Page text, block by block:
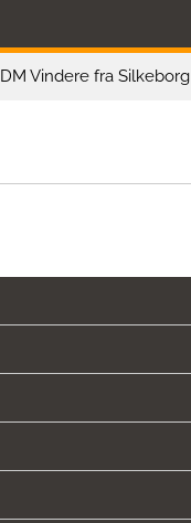
DM Vindere fra Silkeborg